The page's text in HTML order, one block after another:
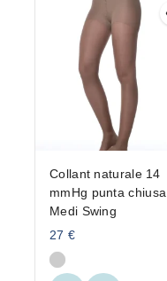
Collant naturale 14
mmHg punta chiusa
Medi Swing
27 €